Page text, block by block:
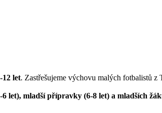
12 let. Zastřešujeme výchovu malých fotbalistů z
let), mladší přípravky (6-8 let) a mladších